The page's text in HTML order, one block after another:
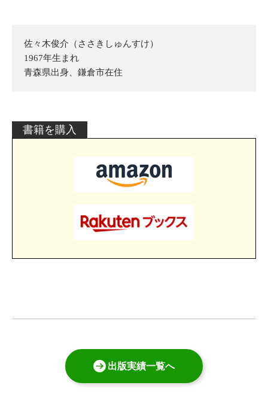
佐々木俊介（ささきしゅんすけ）
1967年生まれ
青森県出身、鎌倉市在住
書籍を購入
出版実績一覧へ